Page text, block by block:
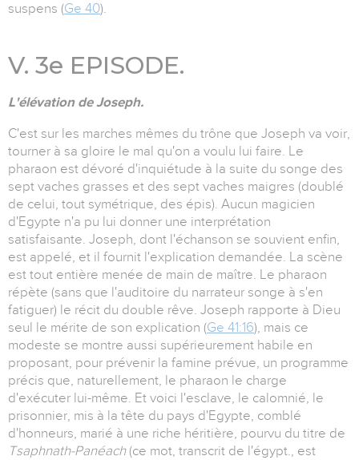
suspens (Ge 40).
V. 3e EPISODE.
L'élévation de Joseph.
C'est sur les marches mêmes du trône que Joseph va voir,
tourner à sa gloire le mal qu'on a voulu lui faire. Le
pharaon est dévoré d'inquiétude à la suite du songe des
sept vaches grasses et des sept vaches maigres (doublé
de celui, tout symétrique, des épis). Aucun magicien
d'Egypte n'a pu lui donner une interprétation
satisfaisante. Joseph, dont l'échanson se souvient enfin,
est appelé, et il fournit l'explication demandée. La scène
est tout entière menée de main de maître. Le pharaon
répète (sans que l'auditoire du narrateur songe à s'en
fatiguer) le récit du double rêve. Joseph rapporte à Dieu
seul le mérite de son explication (Ge 41:16), mais ce
modeste se montre aussi supérieurement habile en
proposant, pour prévenir la famine prévue, un programme
précis que, naturellement, le pharaon le charge
d'exécuter lui-même. Et voici l'esclave, le calomnié, le
prisonnier, mis à la tête du pays d'Egypte, comblé
d'honneurs, marié à une riche héritière, pourvu du titre de
Tsaphnath-Panéach (ce mot, transcrit de l'égypt., est